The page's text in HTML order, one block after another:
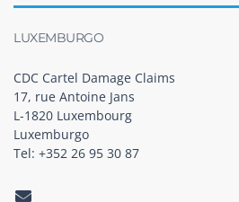
LUXEMBURGO
CDC Cartel Damage Claims
17, rue Antoine Jans
L-1820 Luxembourg
Luxemburgo
Tel: +352 26 95 30 87